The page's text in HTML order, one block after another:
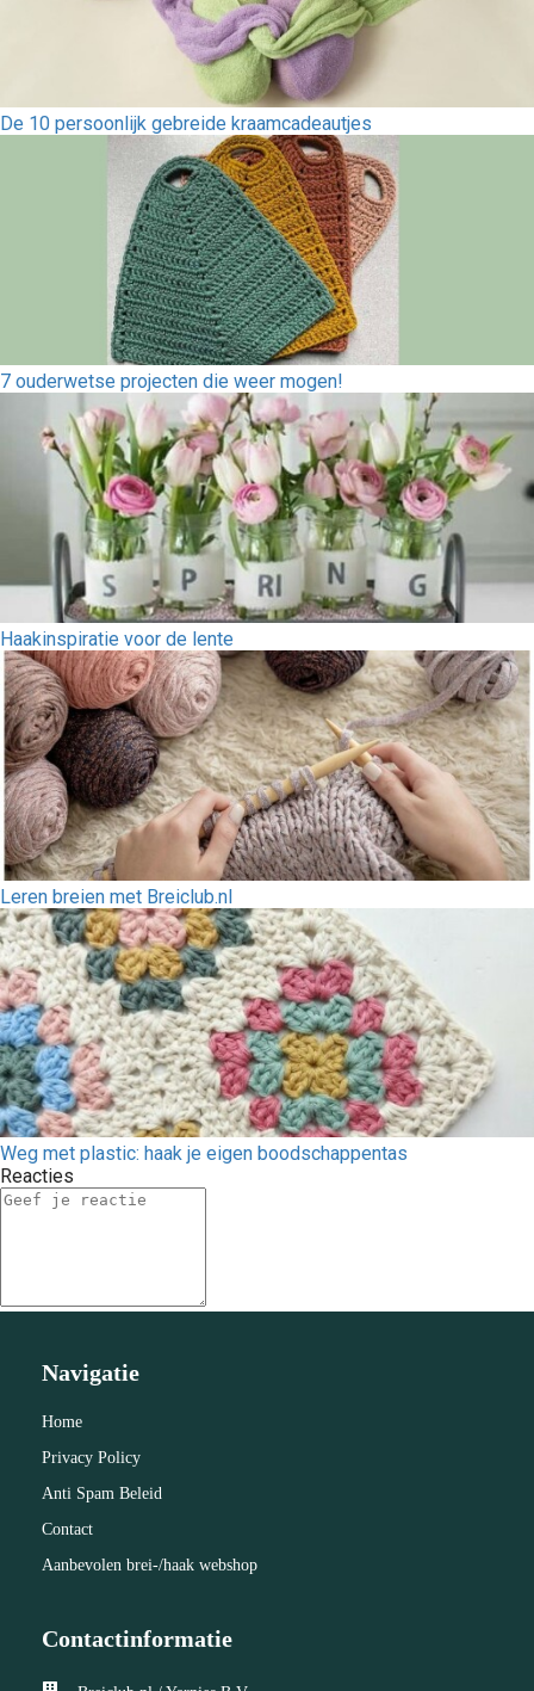
De 10 persoonlijk gebreide kraamcadeautjes
7 ouderwetse projecten die weer mogen!
Haakinspiratie voor de lente
Leren breien met Breiclub.nl
Weg met plastic: haak je eigen boodschappentas
Reacties
Navigatie
Home
Privacy Policy
Anti Spam Beleid
Contact
Aanbevolen brei-/haak webshop
Contactinformatie